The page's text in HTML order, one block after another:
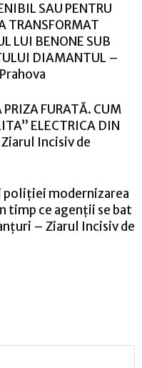
SAU PENTRU
TRANSFORMAT
LUI BENONE SUB
DIAMANTUL –
PRIZA FURATĂ. CUM
ELECTRICA DIN
Incisiv de
poliției modernizarea
timp ce agenții se bat
– Ziarul Incisiv de